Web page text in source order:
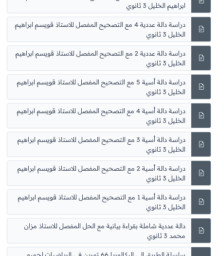
ابراهيم الخليل 3 ثانوي
دراسة دالة عددية 4 مع التصحيح المفصل للاستاذ قويسم ابراهيم
الخليل 3 ثانوي
دراسة دالة عددية 2 مع التصحيح المفصل للاستاذ قويسم ابراهيم
الخليل 3 ثانوي
دراسة دالة أسية 5 مع التصحيح المفصل للاستاذ قويسم ابراهيم
الخليل 3 ثانوي
دراسة دالة أسية 4 مع التصحيح المفصل للاستاذ قويسم ابراهيم
الخليل 3 ثانوي
دراسة دالة أسية 3 مع التصحيح المفصل للاستاذ قويسم ابراهيم
الخليل 3 ثانوي
دراسة دالة أسية 2 مع التصحيح المفصل للاستاذ قويسم ابراهيم
الخليل 3 ثانوي
دراسة دالة أسية 1 مع التصحيح المفصل للاستاذ قويسم ابراهيم
الخليل 3 ثانوي
دالة عددية شاملة بقراءة بيانية مع الحل المفصل للاستاذ مزان
محمد 3 ثانوي